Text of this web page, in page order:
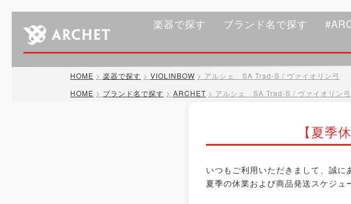
楽器で探す ブランド名で探す
HOME 楽器で探す VIOLINBOW
アルシェ SA Trad-S / ヴァイオリン弓
HOME
ブランド名で探す ARCHET アルシェ SA Trad-S / ヴァイオリン弓
【夏季
いつもご利用いただきまして、誠に
夏季の休業および商品発送スケジュ